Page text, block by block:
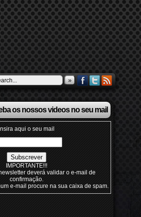
»
os nossos videos no seu mail
Insira aqui o seu mail
IMPORTANTE!!!
deverá validar o e-mail de
confirmação.
e-mail procure na sua caixa de spam.